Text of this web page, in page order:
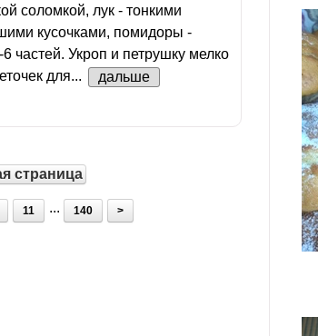
соломкой, лук - тонкими
кусочками, помидоры -
частей. Укроп и петрушку мелко
для...
дальше
страница
11 ... 140 >